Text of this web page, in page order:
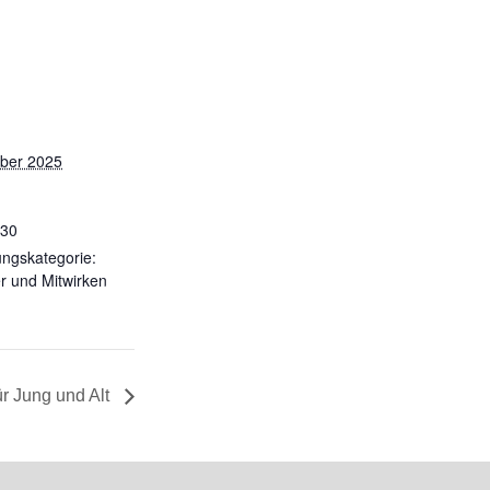
2025
und Mitwirken
Jung und Alt